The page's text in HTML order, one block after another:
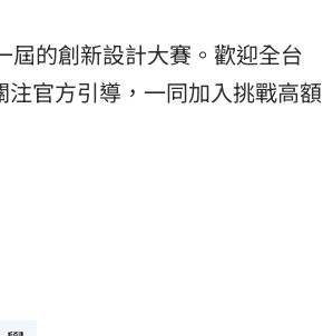
屆的創新設計大賽。歡迎全台
官方引導，一同加入挑戰高額